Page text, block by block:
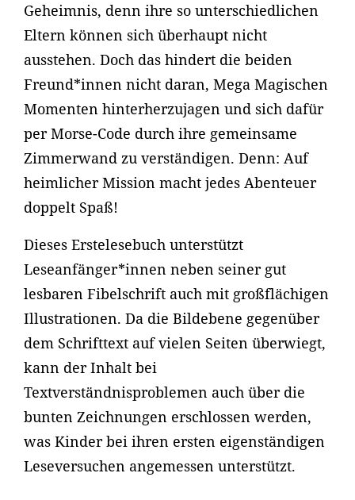
Geheimnis, denn ihre so unterschiedlichen
Eltern können sich überhaupt nicht
ausstehen. Doch das hindert die beiden
Freund*innen nicht daran, Mega Magischen
Momenten hinterherzujagen und sich dafür
per Morse-Code durch ihre gemeinsame
Zimmerwand zu verständigen. Denn: Auf
heimlicher Mission macht jedes Abenteuer
doppelt Spaß!
Dieses Erstelesebuch unterstützt
Leseanfänger*innen neben seiner gut
lesbaren Fibelschrift auch mit großflächigen
Illustrationen. Da die Bildebene gegenüber
dem Schrifttext auf vielen Seiten überwiegt,
kann der Inhalt bei
Textverständnisproblemen auch über die
bunten Zeichnungen erschlossen werden,
was Kinder bei ihren ersten eigenständigen
Leseversuchen angemessen unterstützt.